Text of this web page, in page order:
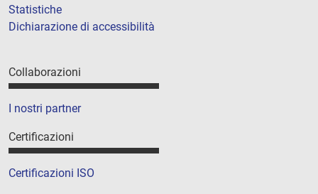
Statistiche
Dichiarazione di accessibilità
Collaborazioni
I nostri partner
Certificazioni
Certificazioni ISO